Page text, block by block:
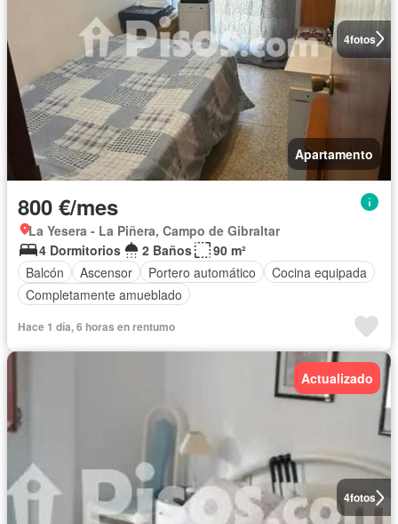
4fotos
Apartamento
800 €/mes
La Yesera - La Piñera, Campo de Gibraltar
4 Dormitorios
2 Baños
90 m²
Balcón
Ascensor Portero automático
Cocina equipada
Completamente amueblado
Hace 1 día, 6 horas en rentumo
4fotos
Actualizado